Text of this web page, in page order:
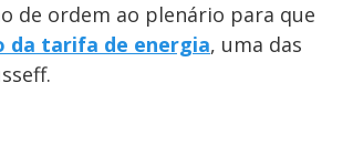
de ordem ao plenário para que
da tarifa de energia, uma das